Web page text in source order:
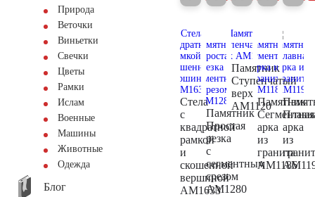
Природа
Веточки
Виньетки
Свечки
Цветы
Рамки
Ислам
Военные
Машины
Животные
Одежда
Блог
Стела
с
квадратной
рамкой
и
скошенной
вершиной
AM1633
Памятник
Простая
резка
с
сегментным
срезом
AM1280
Памятник
Ступенчатый
верх
AM1120Памятник
Сегментная
арка
из
гранита
AM1186
арка
из